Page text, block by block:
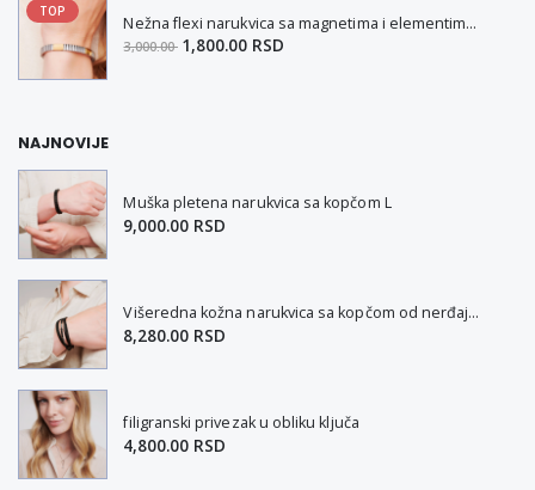
TOP
Nežna flexi narukvica sa magnetima i elementima u boji zlata i bakrom M
3,000.00 1,800.00 RSD
NAJNOVIJE
Muška pletena narukvica sa kopčom L
9,000.00 RSD
Višeredna kožna narukvica sa kopčom od nerđajućeg čelika L-XL
8,280.00 RSD
filigranski privezak u obliku ključa
4,800.00 RSD